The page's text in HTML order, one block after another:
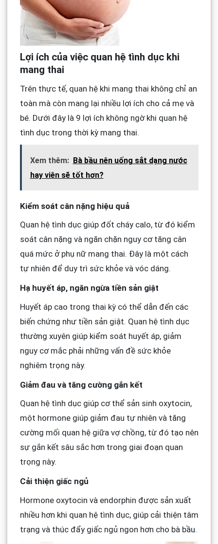
Lợi ích của việc quan hệ tình dục khi
mang thai
Trên thực tế, quan hệ khi mang thai không chỉ an
toàn mà còn mang lại nhiều lợi ích cho cả mẹ và
bé. Dưới đây là 9 lợi ích không ngờ khi quan hệ
tình dục trong thời kỳ mang thai.
Xem thêm: Bà bầu nên uống sắt dạng nước
hay viên sẽ tốt hơn?
Kiểm soát cân nặng hiệu quả
Quan hệ tình dục giúp đốt cháy calo, từ đó kiểm
soát cân nặng và ngăn chặn nguy cơ tăng cân
quá mức ở phụ nữ mang thai. Đây là một cách
tự nhiên để duy trì sức khỏe và vóc dáng.
Hạ huyết áp, ngăn ngừa tiền sản giật
Huyết áp cao trong thai kỳ có thể dẫn đến các
biến chứng như tiền sản giật. Quan hệ tình dục
thường xuyên giúp kiểm soát huyết áp, giảm
nguy cơ mắc phải những vấn đề sức khỏe
nghiêm trọng này.
Giảm đau và tăng cường gắn kết
Quan hệ tình dục giúp cơ thể sản sinh oxytocin,
một hormone giúp giảm đau tự nhiên và tăng
cường mối quan hệ giữa vợ chồng, từ đó tạo nên
sự gắn kết sâu sắc hơn trong giai đoạn quan
trọng này.
Cải thiện giấc ngủ
Hormone oxytocin và endorphin được sản xuất
nhiều hơn khi quan hệ tình dục, giúp cải thiện tâm
trạng và thúc đẩy giấc ngủ ngon hơn cho bà bầu.